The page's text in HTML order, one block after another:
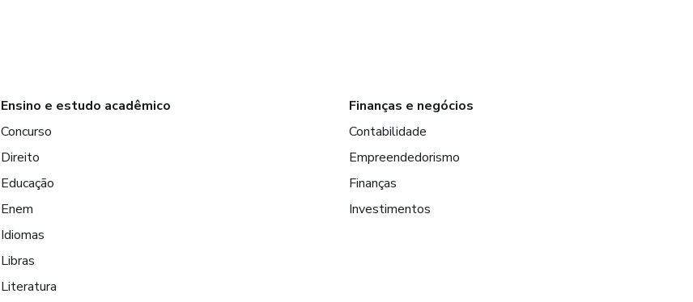
Ensino e estudo acadêmico
Concurso
Direito
Educação
Enem
Idiomas
Libras
Literatura
Finanças e negócios
Contabilidade
Empreendedorismo
Finanças
Investimentos